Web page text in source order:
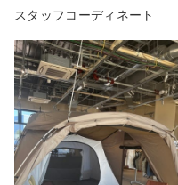
スタッフコーディネート